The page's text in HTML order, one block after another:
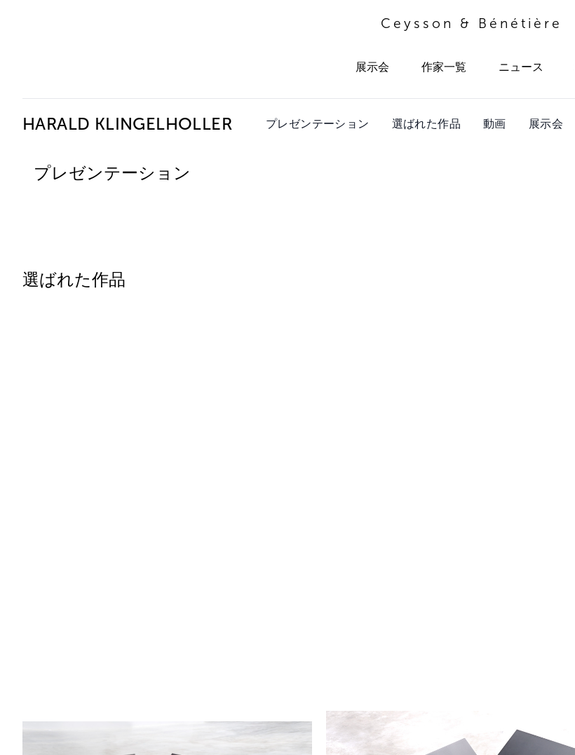
Ceysson & Bénétière
展示会 作家一覧 ニュース
HARALD KLINGELHOLLER プレゼンテーション 選ばれた作品 動画 展示会
プレゼンテーション
選ばれた作品